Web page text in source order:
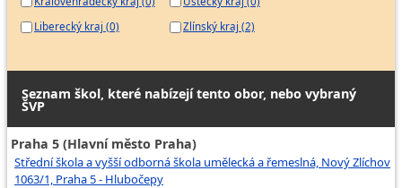
Liberecký kraj (0)
Zlínský kraj (2)
Seznam škol, které nabízejí tento obor, nebo vybraný
ŠVP
Praha 5 (Hlavní město Praha)
Střední škola a vyšší odborná škola umělecká a řemeslná, Nový Zlíchov
1063/1, Praha 5 - Hlubočepy